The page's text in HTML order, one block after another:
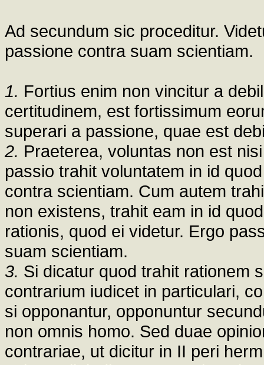
Ad secundum sic proceditur.
passione contra suam scientiam.
1. Fortius enim non vincitur a
certitudinem, est fortissimum
superari a passione, quae est
2. Praeterea, voluntas non est
passio trahit voluntatem in id
contra scientiam. Cum autem
non existens, trahit eam in id
rationis, quod ei videtur. Ergo
suam scientiam.
3. Si dicatur quod trahit rationem
contrarium iudicet in particulari,
si opponantur, opponuntur
non omnis homo. Sed duae
contrariae, ut dicitur in II peri